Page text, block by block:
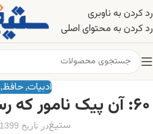
رد کردن به ناوبری
رد کردن به محتوای اصلی
ادبیات, حافظ,
۶۰: آن پیک نامور که رسید از دیار دوست
ستیغدر تاریخ 1399-07-08